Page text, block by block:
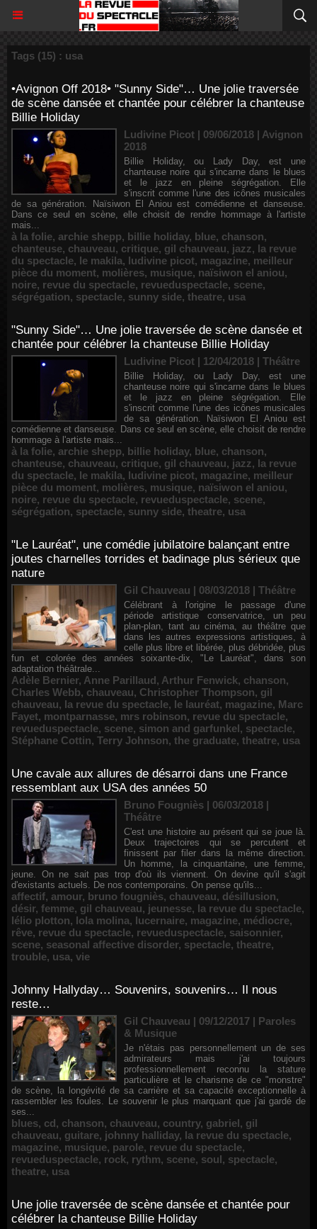
Tags (15) : usa
•Avignon Off 2018• "Sunny Side"… Une jolie traversée
de scène dansée et chantée pour célébrer la chanteuse
Billie Holiday
Ludivine Picot | 09/06/2018 | Avignon
2018
Billie Holiday, ou Lady Day, est une
chanteuse noire qui s'incarne dans le blues
et le jazz en pleine ségrégation. Elle
s'inscrit comme l'une des icônes musicales
de sa génération. Naïsiwon El Aniou est comédienne et danseuse.
Dans ce seul en scène, elle choisit de rendre hommage à l'artiste
mais...
à la folie, archie shepp, billie holiday, blue, chanson,
chanteuse, chauveau, critique, gil chauveau, jazz, la revue
du spectacle, le makila, ludivine picot, magazine, meilleur
pièce du moment, molières, musique, naïsiwon el aniou,
noire, revue du spectacle, revueduspectacle, scene,
ségrégation, spectacle, sunny side, theatre, usa
"Sunny Side"… Une jolie traversée de scène dansée et
chantée pour célébrer la chanteuse Billie Holiday
Ludivine Picot | 12/04/2018 | Théâtre
Billie Holiday, ou Lady Day, est une
chanteuse noire qui s'incarne dans le blues
et le jazz en pleine ségrégation. Elle
s'inscrit comme l'une des icônes musicales
de sa génération. Naïsiwon El Aniou est
comédienne et danseuse. Dans ce seul en scène, elle choisit de rendre
hommage à l'artiste mais...
à la folie, archie shepp, billie holiday, blue, chanson,
chanteuse, chauveau, critique, gil chauveau, jazz, la revue
du spectacle, le makila, ludivine picot, magazine, meilleur
pièce du moment, molières, musique, naïsiwon el aniou,
noire, revue du spectacle, revueduspectacle, scene,
ségrégation, spectacle, sunny side, theatre, usa
"Le Lauréat", une comédie jubilatoire balançant entre
joutes charnelles torrides et badinage plus sérieux que
nature
Gil Chauveau | 08/03/2018 | Théâtre
Célébrant à l'origine le passage d'une
période artistique conservatrice, un peu
plan-plan, tant au cinéma, au théâtre que
dans les autres expressions artistiques, à
celle plus libre et libérée, plus débridée, plus
fun et colorée des années soixante-dix, "Le Lauréat", dans son
adaptation théâtrale...
Adèle Bernier, Anne Parillaud, Arthur Fenwick, chanson,
Charles Webb, chauveau, Christopher Thompson, gil
chauveau, la revue du spectacle, le lauréat, magazine, Marc
Fayet, montparnasse, mrs robinson, revue du spectacle,
revueduspectacle, scene, simon and garfunkel, spectacle,
Stéphane Cottin, Terry Johnson, the graduate, theatre, usa
Une cavale aux allures de désarroi dans une France
ressemblant aux USA des années 50
Bruno Fougniès | 06/03/2018 |
Théâtre
C'est une histoire au présent qui se joue là.
Deux trajectoires qui se percutent et
finissent par filer dans la même direction.
Un homme, la cinquantaine, une femme,
jeune. On ne sait pas trop d'où ils viennent. On devine qu'il s'agit
d'existants actuels. De nos contemporains. On pense qu'ils...
affectif, amour, bruno fougniès, chauveau, désillusion,
désir, femme, gil chauveau, jeunesse, la revue du spectacle,
lélio plotton, lola molina, lucernaire, magazine, médiocre,
rêve, revue du spectacle, revueduspectacle, saisonnier,
scene, seasonal affective disorder, spectacle, theatre,
trouble, usa, vie
Johnny Hallyday… Souvenirs, souvenirs… Il nous
reste…
Gil Chauveau | 09/12/2017 | Paroles
& Musique
Je n'étais pas personnellement un de ses
admirateurs mais j'ai toujours
professionnellement reconnu la stature
particulière et le charisme de ce "monstre"
de scène, la longévité de sa carrière et sa capacité exceptionnelle à
rassembler les foules. Le souvenir le plus marquant que j'ai gardé de
ses...
blues, cd, chanson, chauveau, country, gabriel, gil
chauveau, guitare, johnny halliday, la revue du spectacle,
magazine, musique, parole, revue du spectacle,
revueduspectacle, rock, rythm, scene, soul, spectacle,
theatre, usa
Une jolie traversée de scène dansée et chantée pour
célébrer la chanteuse Billie Holiday